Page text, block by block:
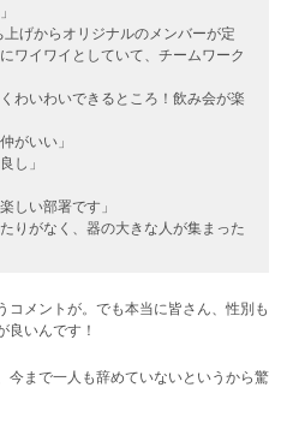
上げからオリジナルのメンバーが定
ワイワイとしていて、チームワーク
くわいわいできるところ！飲み会が楽
がいい」
し」
しい部署です」
たりがなく、器の大きな人が集まった
コメントが。でも本当に皆さん、性別も
良いんです！
今まで一人も辞めていないというから驚